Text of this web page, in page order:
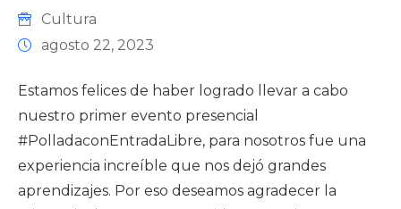
Cultura
agosto 22, 2023
Estamos felices de haber logrado llevar a cabo
nuestro primer evento presencial
#PolladaconEntradaLibre, para nosotros fue una
experiencia increíble que nos dejó grandes
aprendizajes. Por eso deseamos agradecer la